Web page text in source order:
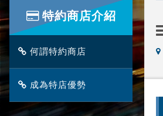
特約商店介紹
何謂特約商店
成為特店優勢